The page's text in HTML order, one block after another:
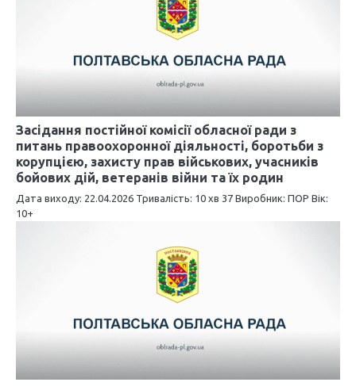
Засідання постійної комісії обласної ради з
питань правоохоронної діяльності, боротьби з
корупцією, захисту прав військових, учасників
бойових дій, ветеранів війни та їх родин
Дата виходу: 22.04.2026 Тривалість: 10 хв 37 Виробник: ПОР Вік:
10+